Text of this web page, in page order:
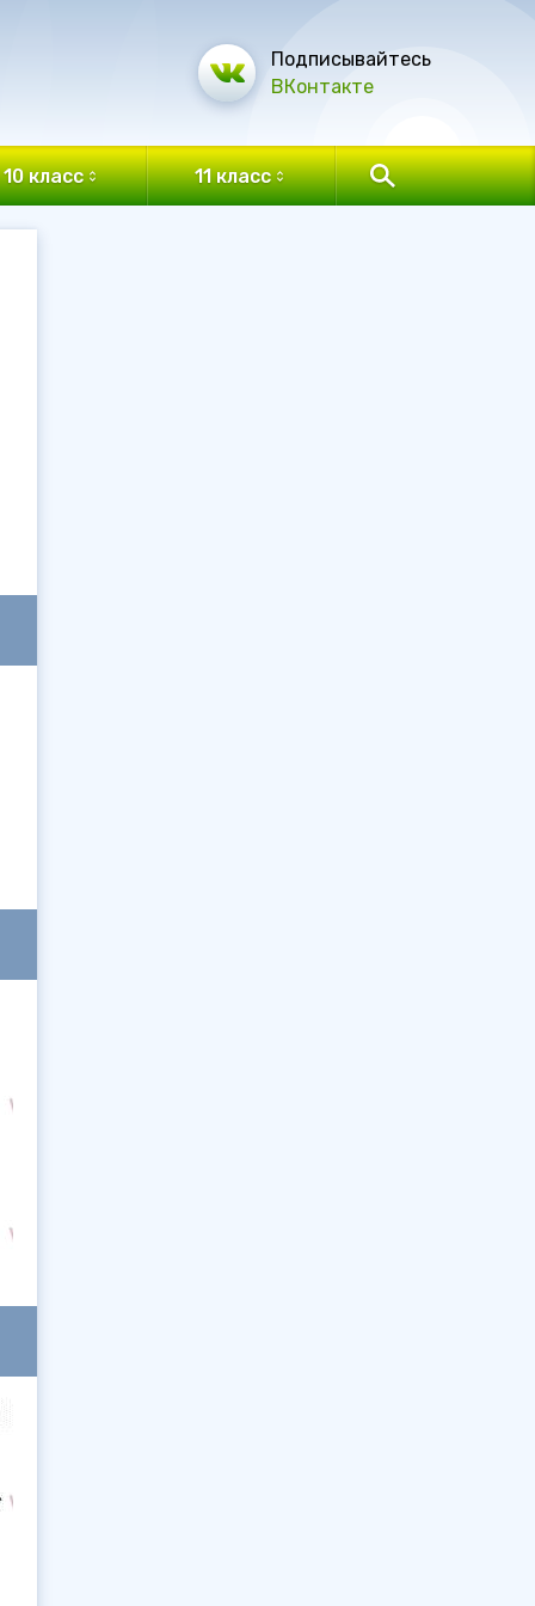
Подписывайтесь
ВКонтакте
10 класс 11 класс